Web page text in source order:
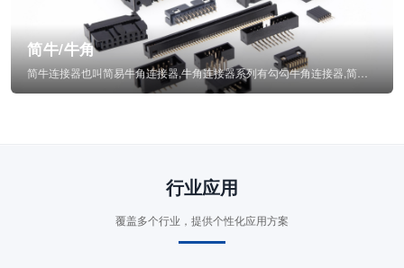
简牛/牛角
行业应用
覆盖多个行业，提供个性化应用方案